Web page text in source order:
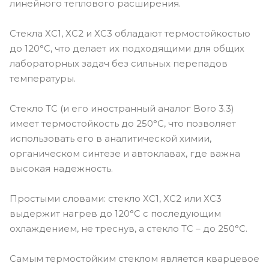
линейного теплового расширения.
Стекла ХС1, ХС2 и ХС3 обладают термостойкостью
до 120°C, что делает их подходящими для общих
лабораторных задач без сильных перепадов
температуры.
Стекло ТС (и его иностранный аналог Boro 3.3)
имеет термостойкость до 250°C, что позволяет
использовать его в аналитической химии,
органическом синтезе и автоклавах, где важна
высокая надежность.
Простыми словами: стекло ХС1, ХС2 или ХС3
выдержит нагрев до 120°C с последующим
охлаждением, не треснув, а стекло ТС – до 250°C.
Самым термостойким стеклом является кварцевое